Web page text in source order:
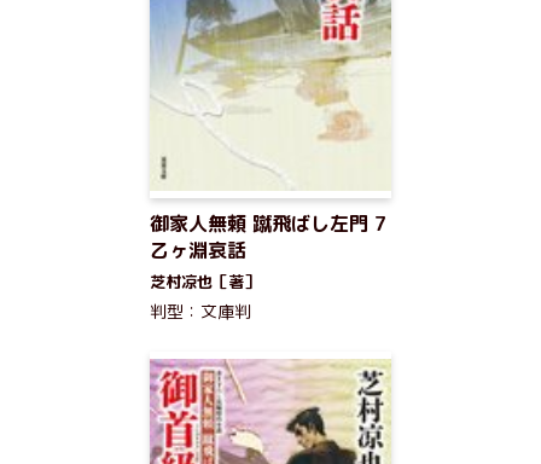
御家人無頼 蹴飛ばし左門 7
乙ヶ淵哀話
芝村凉也［著］
判型：文庫判